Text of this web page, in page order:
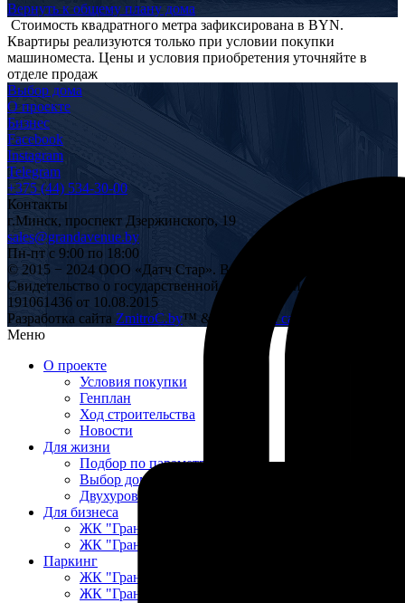
Вернуть к общему плану дома
Стоимость квадратного метра зафиксирована в BYN.
Квартиры реализуются только при условии покупки
машиноместа. Цены и условия приобретения уточняйте в
отделе продаж
Выбор дома
О проекте
Бизнес
Facebook
Instagram
Telegram
+375 (44) 534-30-00
Контакты
г.Минск, проспект Дзержинского, 19
sales@grandavenue.by
Пн-пт с 9:00 по 18:00
© 2015 − 2024 ООО «Датч Стар». Все права защищены
Свидетельство о государственной регистрации от №
191061436 от 10.08.2015
Разработка сайта ZmitroC.by™ &
Раскрутка сайта
Меню
О проекте
Условия покупки
Генплан
Ход строительства
Новости
Для жизни
Подбор по параметрам
Выбор дома
Двухуровневые квартиры
Для бизнеса
ЖК "ГрандАвеню"
ЖК "ГрандХаус"
Паркинг
ЖК "ГрандАвеню"
ЖК "ГрандХаус"